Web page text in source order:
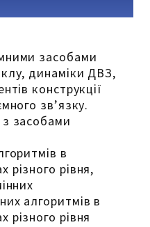
засобами
динаміки ДВЗ,
конструкції
зв’язку.
засобами
в
різного рівня,
алгоритмів в
рівня